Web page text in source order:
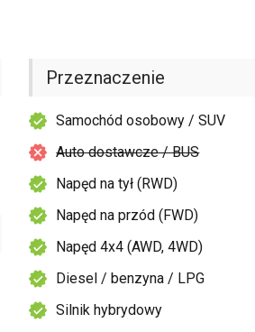
Przeznaczenie
Samochód osobowy / SUV
Auto dostawcze / BUS
Napęd na tył (RWD)
Napęd na przód (FWD)
Napęd 4x4 (AWD, 4WD)
Diesel / benzyna / LPG
Silnik hybrydowy